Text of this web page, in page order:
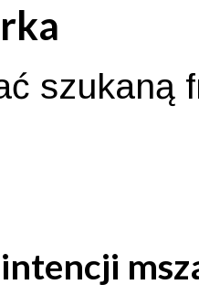
szukaną